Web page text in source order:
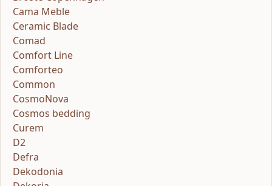
Cama Meble
Ceramic Blade
Comad
Comfort Line
Comforteo
Common
CosmoNova
Cosmos bedding
Curem
D2
Defra
Dekodonia